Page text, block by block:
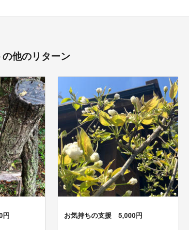
他のリターン
円 お気持ちの支援 5,000円